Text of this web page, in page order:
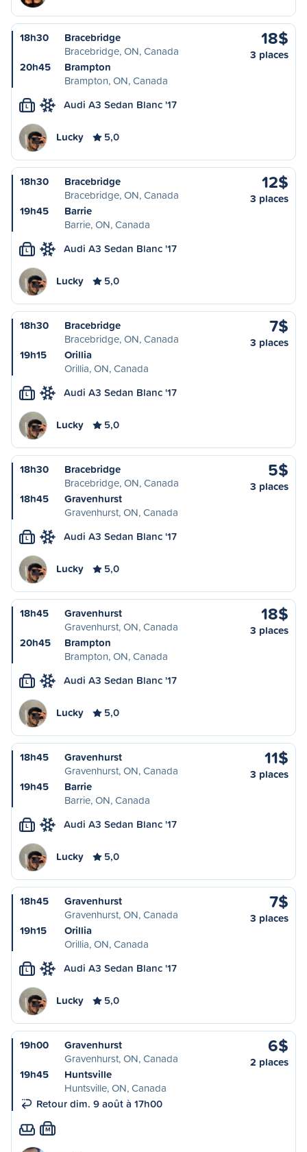
18h30
Bracebridge
Bracebridge, ON, Canada
20h45
Brampton
Brampton, ON, Canada
18$
3 places
L Audi A3 Sedan Blanc '17
Lucky 5,0
18h30
Bracebridge
Bracebridge, ON, Canada
19h45
Barrie
Barrie, ON, Canada
12$
3 places
L Audi A3 Sedan Blanc '17
Lucky 5,0
18h30
Bracebridge
Bracebridge, ON, Canada
19h15
Orillia
Orillia, ON, Canada
7$
3 places
L Audi A3 Sedan Blanc '17
Lucky 5,0
18h30
Bracebridge
Bracebridge, ON, Canada
18h45
Gravenhurst
Gravenhurst, ON, Canada
5$
3 places
L Audi A3 Sedan Blanc '17
Lucky 5,0
18h45
Gravenhurst
Gravenhurst, ON, Canada
20h45
Brampton
Brampton, ON, Canada
18$
3 places
L Audi A3 Sedan Blanc '17
Lucky 5,0
18h45
Gravenhurst
Gravenhurst, ON, Canada
19h45
Barrie
Barrie, ON, Canada
11$
3 places
L Audi A3 Sedan Blanc '17
Lucky 5,0
18h45
Gravenhurst
Gravenhurst, ON, Canada
19h15
Orillia
Orillia, ON, Canada
7$
3 places
L Audi A3 Sedan Blanc '17
Lucky 5,0
19h00
Gravenhurst
Gravenhurst, ON, Canada
19h45
Huntsville
Huntsville, ON, Canada
Retour dim. 9 août à 17h00
6$
2 places
M